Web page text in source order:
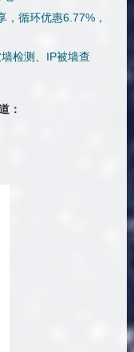
循环优惠6.77%，
检测、IP被墙查
：